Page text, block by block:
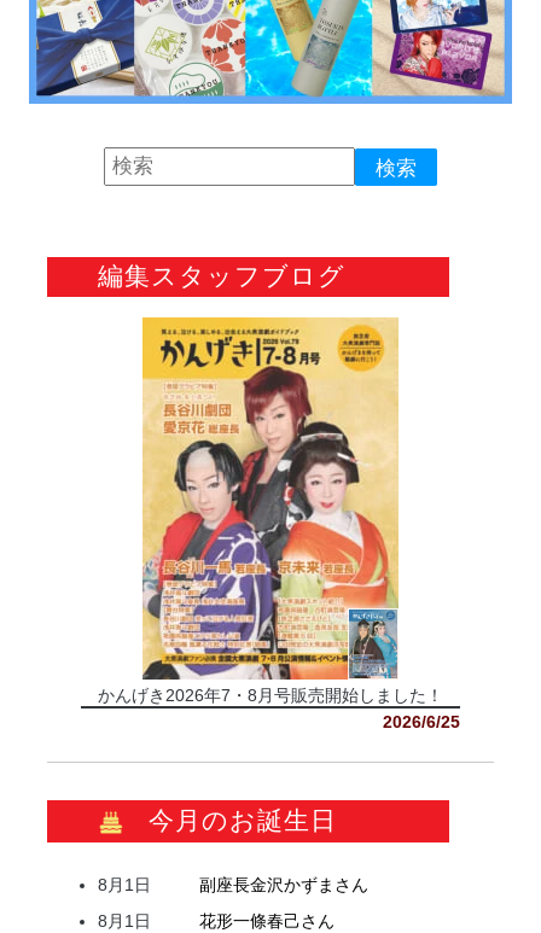
編集スタッフブログ
かんげき2026年7・8月号販売開始しました！
2026/6/25
今月のお誕生日
8月1日 副座長金沢かずま さん
8月1日
花形一條春己さん